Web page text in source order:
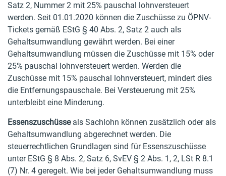
Satz 2, Nummer 2 mit 25% pauschal lohnversteuert
werden. Seit 01.01.2020 können die Zuschüsse zu ÖPNV-
Tickets gemäß EStG § 40 Abs. 2, Satz 2 auch als
Gehaltsumwandlung gewährt werden. Bei einer
Gehaltsumwandlung müssen die Zuschüsse mit 15% oder
25% pauschal lohnversteuert werden. Werden die
Zuschüsse mit 15% pauschal lohnversteuert, mindert dies
die Entfernungspauschale. Bei Versteuerung mit 25%
unterbleibt eine Minderung.
Essenszuschüsseals Sachlohn können zusätzlich oder als
Gehaltsumwandlung abgerechnet werden. Die
steuerrechtlichen Grundlagen sind für Essenszuschüsse
unter EStG § 8 Abs. 2, Satz 6, SvEV § 2 Abs. 1, 2, LSt R 8.1
(7) Nr. 4 geregelt. Wie bei jeder Gehaltsumwandlung muss